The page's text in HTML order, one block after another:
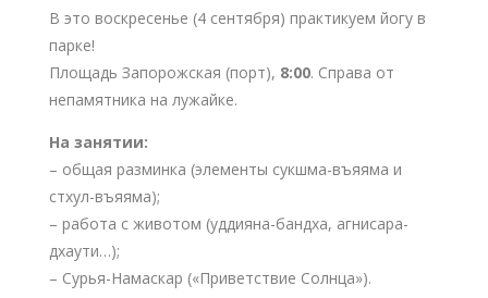
В это воскресенье (4 сентября) практикуем йогу в
парке!
Площадь Запорожская (порт), 8:00. Справа от
непамятника на лужайке.
На занятии:
– общая разминка (элементы сукшма-въяяма и
стхул-въяяма);
– работа с животом (уддияна-бандха, агнисара-
дхаути…);
– Сурья-Намаскар («Приветствие Солнца»).